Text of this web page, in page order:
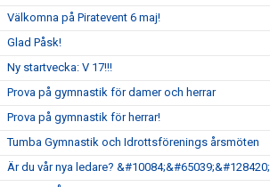
Välkomna på Piratevent 6 maj!
Glad Påsk!
Ny startvecka: V 17!!!
Prova på gymnastik för damer och herrar
Prova på gymnastik för herrar!
Tumba Gymnastik och Idrottsförenings årsmöten
Är du vår nya ledare? &#10084;&#65039;&#128420;